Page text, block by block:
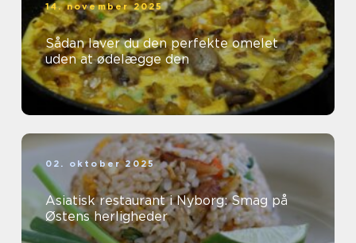
14. november 2025
Sådan laver du den perfekte omelet
uden at ødelægge den
02. oktober 2025
Asiatisk restaurant i Nyborg: Smag på
Østens herligheder